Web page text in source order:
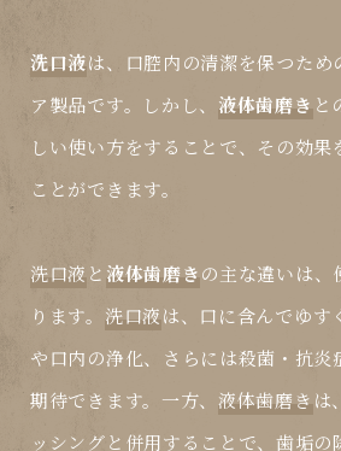
洗口液は、口腔内の清潔を保つため
ア製品です。しかし、 液体歯磨き と
しい使い方をすることで、その効
ことができます。
洗口液 と液体歯磨きの主な違いは、
ります。 洗口液は、口に含んでゆす
や口内の浄化、さらには殺菌・抗炎
期待できます。一方、 液体歯磨き は
ッシングと併用することで、歯垢